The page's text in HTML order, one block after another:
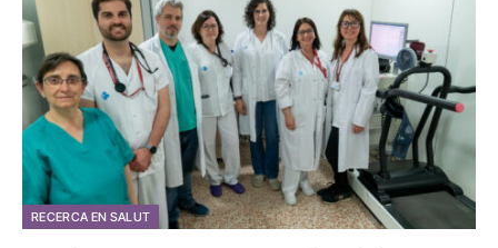
RECERCA EN SALUT